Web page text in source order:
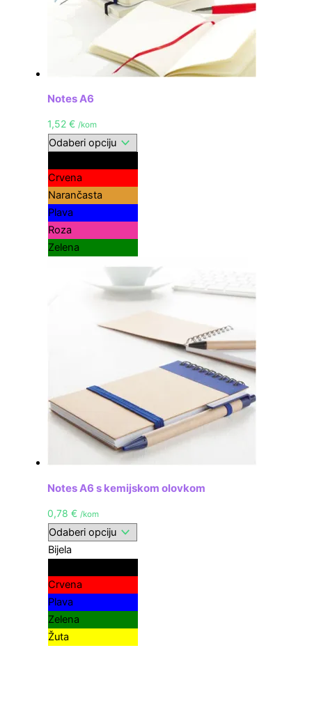
Notes A6
1,52 € /kom
Crvena
Narančasta
Plava
Roza
Zelena
Notes A6 s kemijskom olovkom
0,78 € /kom
Bijela
Crvena
Plava
Zelena
Žuta